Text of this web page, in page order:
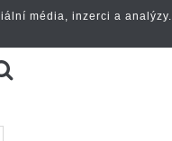
média, inzerci a analýzy.